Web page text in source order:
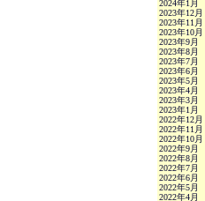
2024年1月
2023年12月
2023年11月
2023年10月
2023年9月
2023年8月
2023年7月
2023年6月
2023年5月
2023年4月
2023年3月
2023年1月
2022年12月
2022年11月
2022年10月
2022年9月
2022年8月
2022年7月
2022年6月
2022年5月
2022年4月